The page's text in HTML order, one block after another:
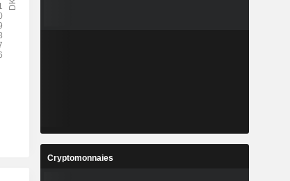
157 067
Cryptomonnaies